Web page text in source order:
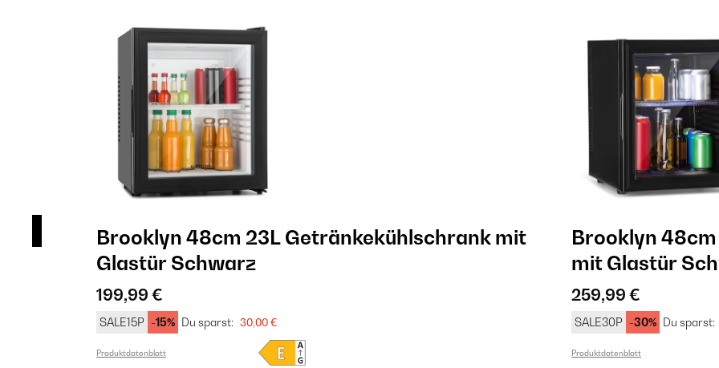
Brooklyn 48cm 23L Getränkekühlschrank mit
Glastür​ Schwarz
199,99 €
SALE15P -15% Du sparst: 30,00 €
Produktdatenblatt
Brooklyn
mit Glastür​
259,99 €
SALE30P -30% Du sparst:
Produktdatenblatt